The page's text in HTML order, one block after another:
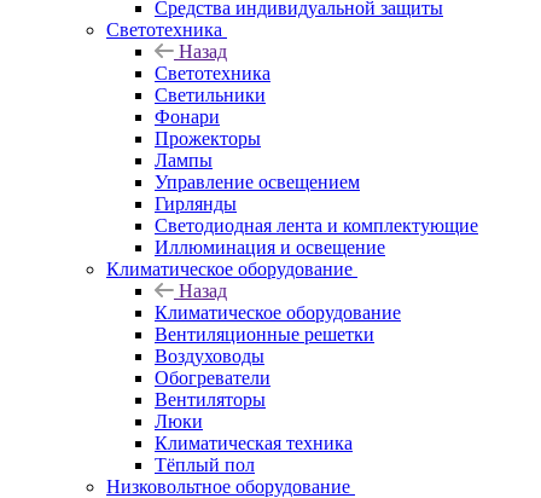
Средства индивидуальной защиты
Светотехника
Назад
Светотехника
Светильники
Фонари
Прожекторы
Лампы
Управление освещением
Гирлянды
Светодиодная лента и комплектующие
Иллюминация и освещение
Климатическое оборудование
Назад
Климатическое оборудование
Вентиляционные решетки
Воздуховоды
Обогреватели
Вентиляторы
Люки
Климатическая техника
Тёплый пол
Низковольтное оборудование